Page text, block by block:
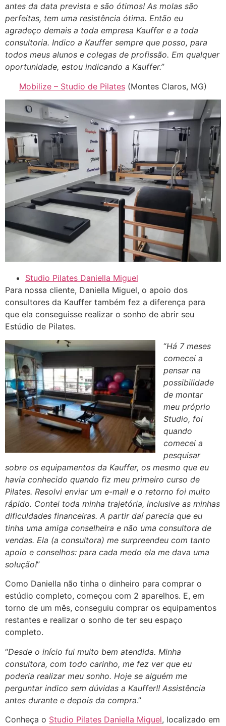
antes da data prevista e são ótimos! As molas são
perfeitas, tem uma resistência ótima. Então eu
agradeço demais a toda empresa Kauffer e a toda
consultoria. Indico a Kauffer sempre que posso, para
todos meus alunos e colegas de profissão. Em qualquer
oportunidade, estou indicando a Kauffer.”
Mobilize – Studio de Pilates (Montes Claros, MG)
Studio Pilates Daniella Miguel
Para nossa cliente, Daniella Miguel, o apoio dos
consultores da Kauffer também fez a diferença para
que ela conseguisse realizar o sonho de abrir seu
Estúdio de Pilates.
“Há 7 meses
comecei a
pensar na
possibilidade
de montar
meu próprio
Studio, foi
quando
comecei a
pesquisar
sobre os equipamentos da Kauffer, os mesmo que eu
havia conhecido quando fiz meu primeiro curso de
Pilates. Resolvi enviar um e-mail e o retorno foi muito
rápido. Contei toda minha trajetória, inclusive as minhas
dificuldades financeiras. A partir daí parecia que eu
tinha uma amiga conselheira e não uma consultora de
vendas. Ela (a consultora) me surpreendeu com tanto
apoio e conselhos: para cada medo ela me dava uma
solução!”
Como Daniella não tinha o dinheiro para comprar o
estúdio completo, começou com 2 aparelhos. E, em
torno de um mês, conseguiu comprar os equipamentos
restantes e realizar o sonho de ter seu espaço
completo.
“Desde o início fui muito bem atendida. Minha
consultora, com todo carinho, me fez ver que eu
poderia realizar meu sonho. Hoje se alguém me
perguntar indico sem dúvidas a Kauffer!! Assistência
antes durante e depois da compra.”
Conheça o Studio Pilates Daniella Miguel, localizado em